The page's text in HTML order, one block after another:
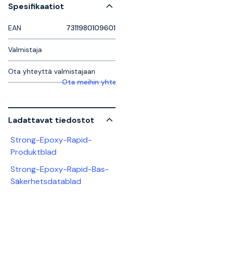
Spesifikaatiot
EAN 7311980109601
Valmistaja
Ota yhteyttä valmistajaan
Ota meihin yhteyttä saadaksesi lisätietoja
Ladattavat tiedostot
Strong-Epoxy-Rapid-
Produktblad
Strong-Epoxy-Rapid-Bas-
Säkerhetsdatablad